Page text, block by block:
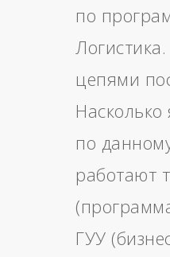
по
цепями
по
работают
ГУУ